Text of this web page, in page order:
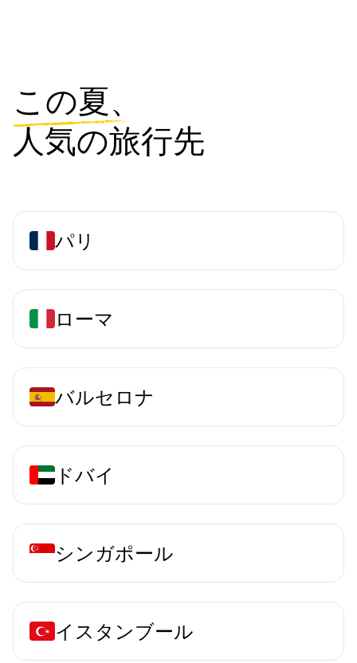
この夏、
人気の旅行先
パリ
ローマ
バルセロナ
ドバイ
シンガポール
イスタンブール